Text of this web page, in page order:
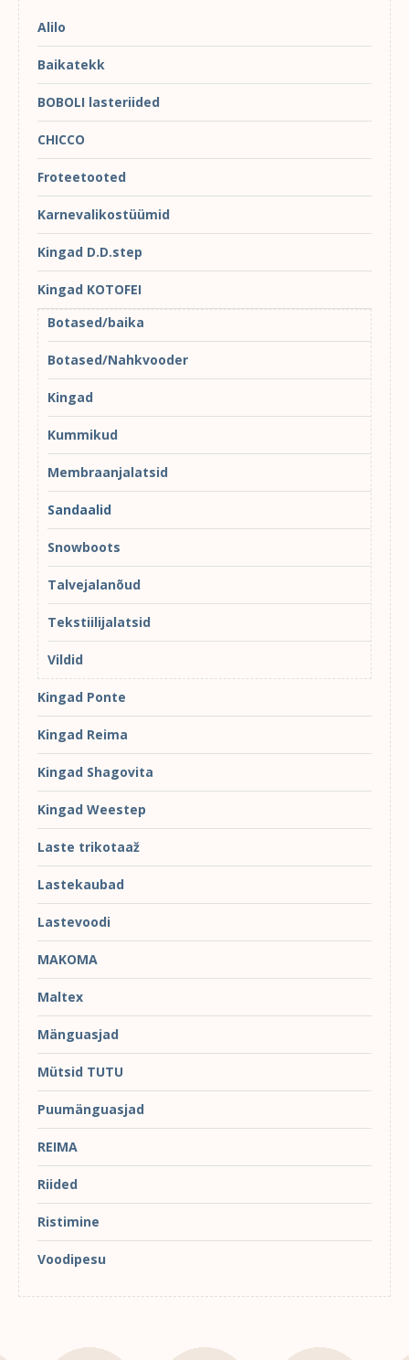
Alilo
Baikatekk
BOBOLI lasteriided
CHICCO
Froteetooted
Karnevalikostüümid
Kingad D.D.step
Kingad KOTOFEI
Botased/baika
Botased/Nahkvooder
Kingad
Kummikud
Membraanjalatsid
Sandaalid
Snowboots
Talvejalanõud
Tekstiilijalatsid
Vildid
Kingad Ponte
Kingad Reima
Kingad Shagovita
Kingad Weestep
Laste trikotaaž
Lastekaubad
Lastevoodi
MAKOMA
Maltex
Mänguasjad
Mütsid TUTU
Puumänguasjad
REIMA
Riided
Ristimine
Voodipesu